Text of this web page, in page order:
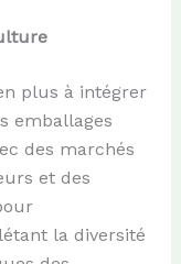
plus à intégrer
emballages
des marchés
et des
la diversité